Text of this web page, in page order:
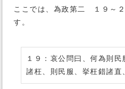
ここでは、為政第二 １９～
す。
１９：哀公問曰、何為則
諸枉、則民服、挙枉錯諸直